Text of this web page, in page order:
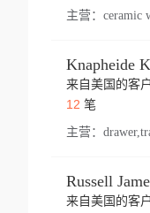
主营： ceramic
来自美国的客
12 笔
主营：
来自美国的客